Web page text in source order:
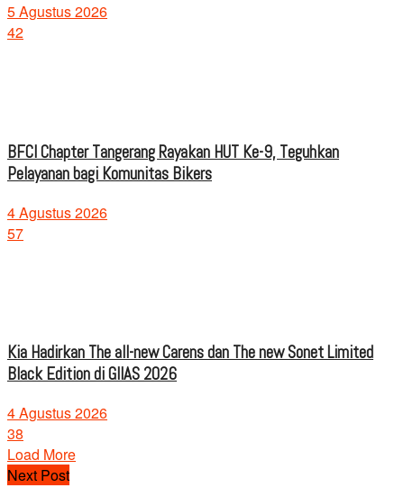
5 Agustus 2026
42
BFCI Chapter Tangerang Rayakan HUT Ke-9, Teguhkan
Pelayanan bagi Komunitas Bikers
4 Agustus 2026
57
Kia Hadirkan The all-new Carens dan The new Sonet Limited
Black Edition di GIIAS 2026
4 Agustus 2026
38
Load More
Next Post